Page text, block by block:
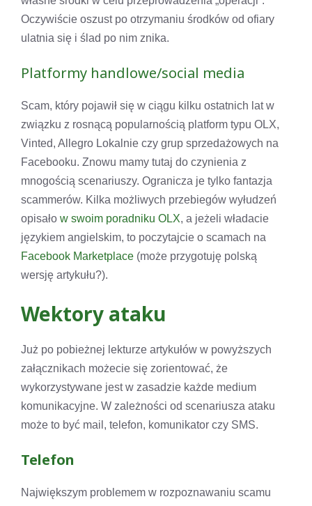
Oczywiście oszust po otrzymaniu środków od ofiary
ulatnia się i ślad po nim znika.
Platformy handlowe/social media
Scam, który pojawił się w ciągu kilku ostatnich lat w
związku z rosnącą popularnością platform typu OLX,
Vinted, Allegro Lokalnie czy grup sprzedażowych na
Facebooku. Znowu mamy tutaj do czynienia z
mnogością scenariuszy. Ogranicza je tylko fantazja
scammerów. Kilka możliwych przebiegów wyłudzeń
opisało w swoim poradniku OLX, a jeżeli władacie
językiem angielskim, to poczytajcie o scamach na
Facebook Marketplace (może przygotuję polską
wersję artykułu?).
Wektory ataku
Już po pobieżnej lekturze artykułów w powyższych
załącznikach możecie się zorientować, że
wykorzystywane jest w zasadzie każde medium
komunikacyjne. W zależności od scenariusza ataku
może to być mail, telefon, komunikator czy SMS.
Telefon
Największym problemem w rozpoznawaniu scamu